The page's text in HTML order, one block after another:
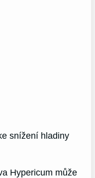
snížení hladiny
Hypericum může